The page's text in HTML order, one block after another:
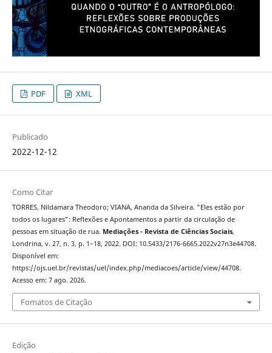
PDF XML
Publicado
2022-12-12
Como Citar
TORRES, Nildamara Theodoro; VIANA, Ananda da Silveira. "Eles estão por
todos os lugares": Reflexões e Apontamentos a partir da circulação de
pessoas em situação de rua. Mediações - Revista de Ciências Sociais,
Londrina, v. 27, n. 3, p. 1–18, 2022. DOI: 10.5433/2176-6665.2022v27n3e44708.
Disponível em:
https://ojs.uel.br/revistas/uel/index.php/mediacoes/article/view/44708.
Acesso em: 7 ago. 2026.
Fomatos de Citação
Edição